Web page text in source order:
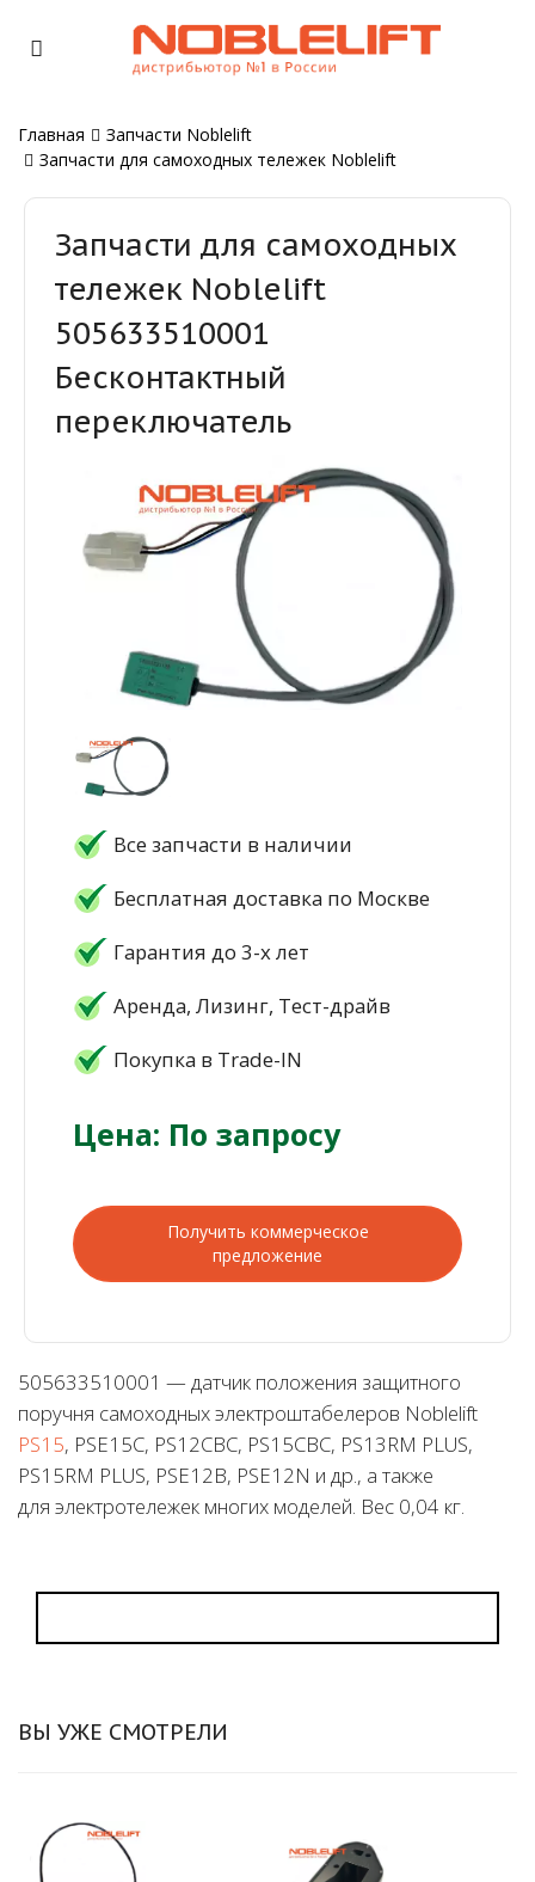
Главная
Запчасти Noblelift
Запчасти для самоходных тележек Noblelift
Запчасти для самоходных
тележек Noblelift
505633510001
Бесконтактный
переключатель
Все запчасти в наличии
Бесплатная доставка по Москве
Гарантия до 3-х лет
Аренда, Лизинг, Тест-драйв
Покупка в Trade-IN
Цена: По запросу
Получить коммерческое
предложение
505633510001 — датчик положения защитного
поручня самоходных электроштабелеров Noblelift
PS15, PSE15C, PS12CBC, PS15CBC, PS13RM PLUS,
PS15RM PLUS, PSE12B, PSE12N и др., а также
для электротележек многих моделей. Вес 0,04 кг.
ВЫ УЖЕ СМОТРЕЛИ